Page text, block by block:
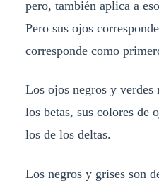
pero, también aplica a
Pero sus ojos
corresponde como
Los ojos negros y verdes
los betas, sus colores de
los de los deltas.
Los negros y grises son